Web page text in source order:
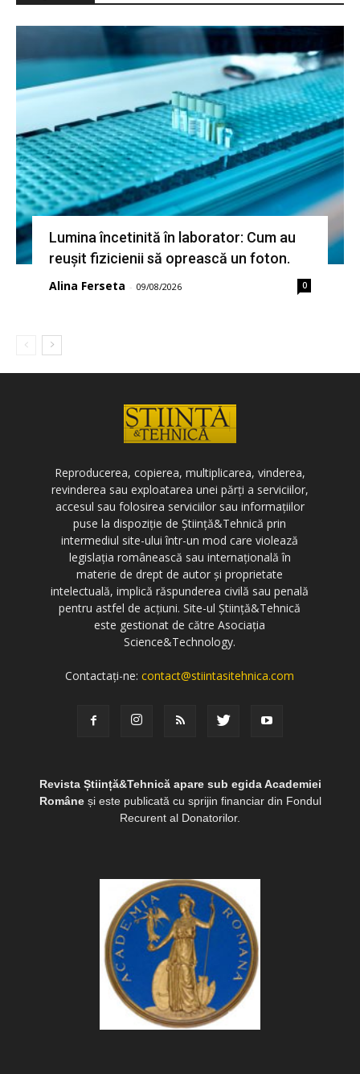
Lumina încetinită în laborator: Cum au
reușit fizicienii să oprească un foton.
Alina Ferseta - 09/08/2026 0
Reproducerea, copierea, multiplicarea, vinderea,
revinderea sau exploatarea unei părți a serviciilor,
accesul sau folosirea serviciilor sau informațiilor
puse la dispoziție de Știință&Tehnică prin
intermediul site-ului într-un mod care violează
legislația românească sau internațională în
materie de drept de autor și proprietate
intelectuală, implică răspunderea civilă sau penală
pentru astfel de acțiuni. Site-ul Știință&Tehnică
este gestionat de către Asociația
Science&Technology.
Contactați-ne:contact@stiintasitehnica.com
Revista Știință&Tehnică apare sub egida Academiei
Româneși este publicată cu sprijin financiar din Fondul
Recurent al Donatorilor.